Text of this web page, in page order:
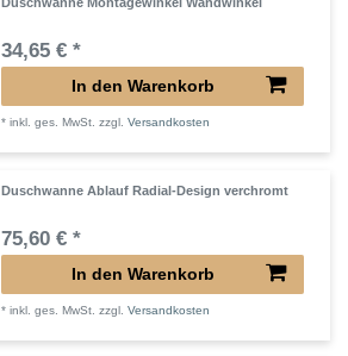
34,65 € *
In den Warenkorb
*inkl. ges. MwSt. zzgl.Versandkosten
Duschwanne Ablauf Radial-Design verchromt
75,60 € *
In den Warenkorb
*inkl. ges. MwSt. zzgl.Versandkosten